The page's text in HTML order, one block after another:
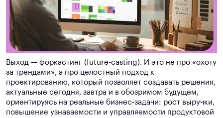
Выход — форкастинг (future-casting). И это не про «охоту
за трендами», а про целостный подход к
проектированию, который позволяет создавать решения,
актуальные сегодня, завтра и в обозримом будущем,
ориентируясь на реальные бизнес‑задачи: рост выручки,
повышение узнаваемости и управляемости продуктовой